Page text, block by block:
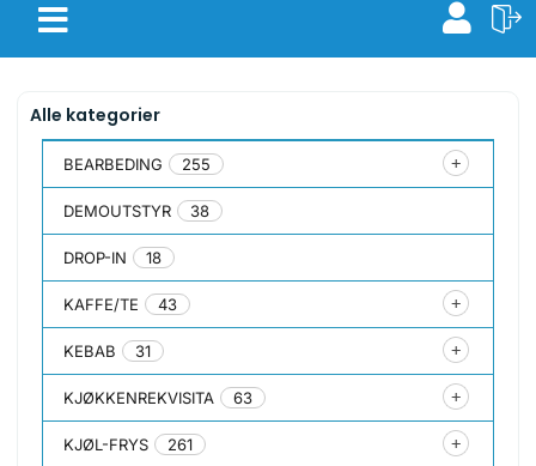
Alle kategorier
BEARBEDING 255
DEMOUTSTYR 38
DROP-IN 18
KAFFE/TE 43
KEBAB 31
KJØKKENREKVISITA 63
KJØL-FRYS 261